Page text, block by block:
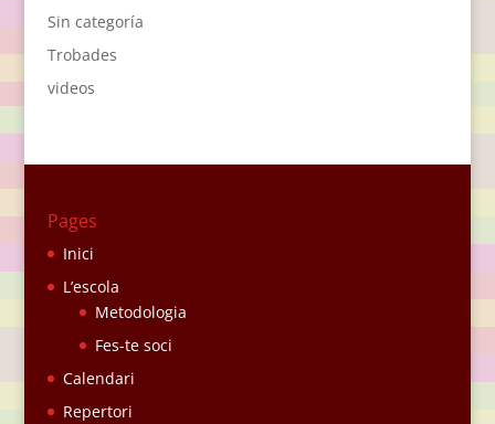
Sin categoría
Trobades
videos
Pages
Inici
L’escola
Metodologia
Fes-te soci
Calendari
Repertori